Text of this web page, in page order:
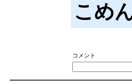
こめ
コメント